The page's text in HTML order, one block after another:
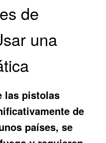
de
una
las pistolas
de
países, se